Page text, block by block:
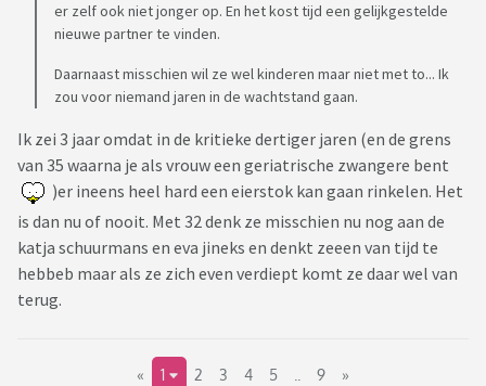
er zelf ook niet jonger op. En het kost tijd een gelijkgestelde
nieuwe partner te vinden.
Daarnaast misschien wil ze wel kinderen maar niet met to... Ik
zou voor niemand jaren in de wachtstand gaan.
Ik zei 3 jaar omdat in de kritieke dertiger jaren (en de grens
van 35 waarna je als vrouw een geriatrische zwangere bent
)er ineens heel hard een eierstok kan gaan rinkelen. Het
is dan nu of nooit. Met 32 denk ze misschien nu nog aan de
katja schuurmans en eva jineks en denkt zeeen van tijd te
hebbeb maar als ze zich even verdiept komt ze daar wel van
terug.
« 1 2 3 4 5 9 »